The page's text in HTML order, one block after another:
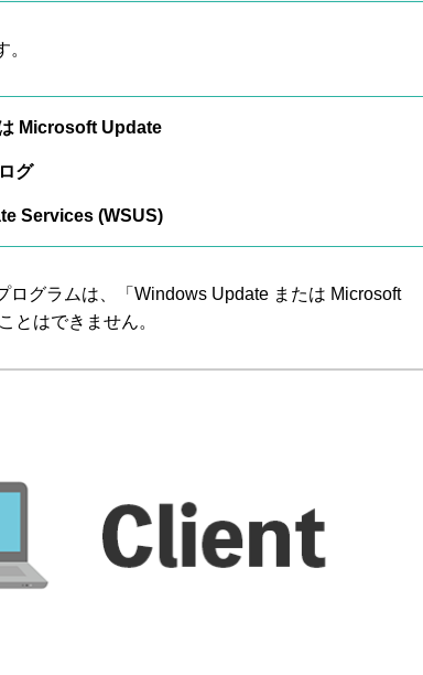
Microsoft Update
グ
Services (WSUS)
ログラムは、「Windows Update または Microsoft
とはできません。